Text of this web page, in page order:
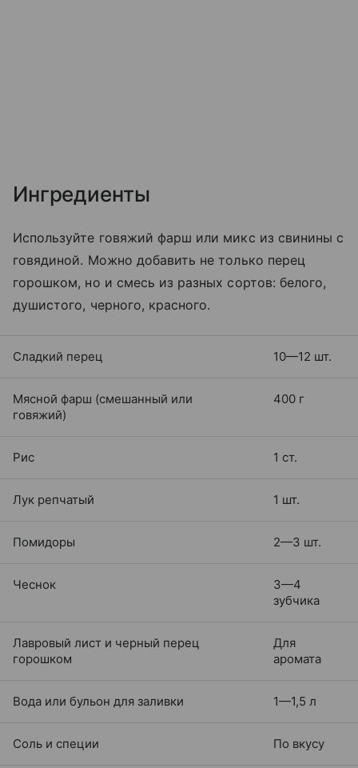
Ингредиенты
Используйте говяжий фарш или микс из свинины с
говядиной. Можно добавить не только перец
горошком, но и смесь из разных сортов: белого,
душистого, черного, красного.
Сладкий перец 10—12 шт.
Мясной фарш (смешанный или
говяжий)
400 г
Рис 1 ст.
Лук репчатый 1 шт.
Помидоры 2—3 шт.
Чеснок
3—4
зубчика
Лавровый лист и черный перец
горошком
Для
аромата
Вода или бульон для заливки 1—1,5 л
Соль и специи По вкусу